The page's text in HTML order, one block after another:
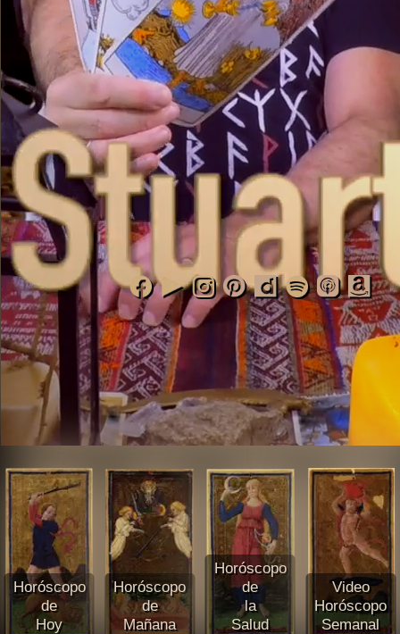
Horóscopo
de
Hoy
Horóscopo
de
Mañana
Horóscopo
de
la
Salud
Video
Horóscopo
Semanal